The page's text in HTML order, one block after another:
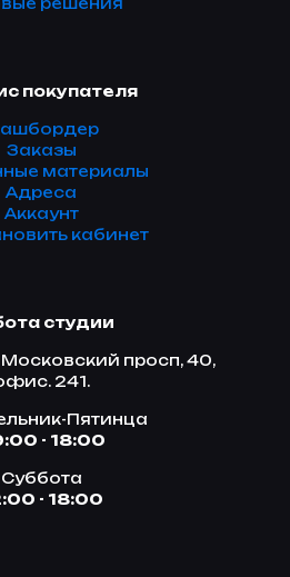
решения
покупателя
Заказы
материалы
Адреса
Аккаунт
кабинет
студии
просп, 40,
241.
Пятинца
- 18:00
Суббота
- 18:00